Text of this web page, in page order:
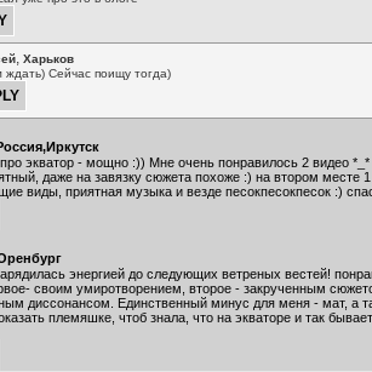
, Харьков
ждать) Сейчас поищу тогда)
экватор - мощно :)) Мне очень понравилось 2 видео *_*
даже на завязку сюжета похоже :) на втором месте
виды, приятная музыка и везде песокпесокпесок :)
энергией до следующих ветреных вестей!
своим умиротворением, второе - закрученным
диссонансом. Единственный минус для меня - мат, а
племяшке, чтоб знала, что на экваторе и так